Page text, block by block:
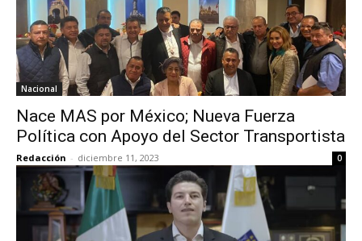
Nacional
Nace MAS por México; Nueva Fuerza
Política con Apoyo del Sector Transportista
Redacción - diciembre 11, 2023 0